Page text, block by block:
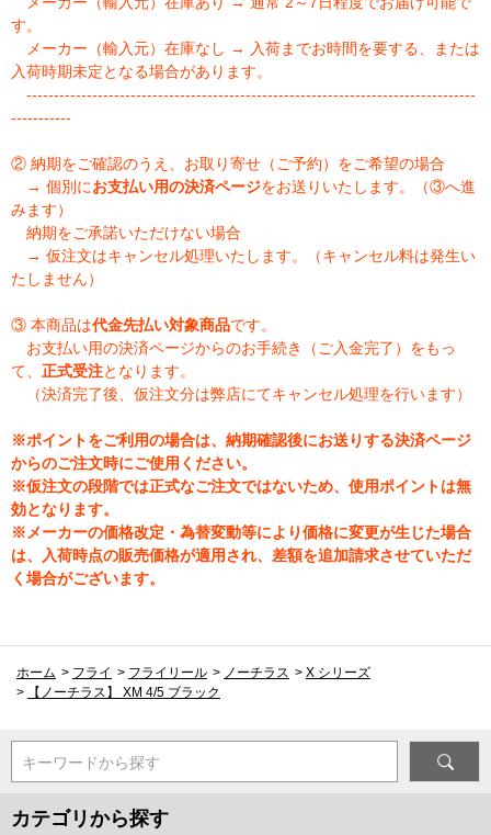
す。
メーカー（輸入元）在庫なし → 入荷までお時間を要する、または
入荷時期未定となる場合があります。
----------------------------------------------------------------------------------
-----------
② 納期をご確認のうえ、お取り寄せ（ご予約）をご希望の場合
→ 個別にお支払い用の決済ページをお送りいたします。（③へ進
みます）
納期をご承諾いただけない場合
→ 仮注文はキャンセル処理いたします。（キャンセル料は発生い
たしません）
③ 本商品は代金先払い対象商品です。
お支払い用の決済ページからのお手続き（ご入金完了）をもっ
て、 正式受注となります。
（決済完了後、仮注文分は弊店にてキャンセル処理を行います）
※ポイントをご利用の場合は、納期確認後にお送りする決済ページ
からのご注文時にご使用ください。
※仮注文の段階では正式なご注文ではないため、使用ポイントは無
効となります。
※メーカーの価格改定・為替変動等により価格に変更が生じた場合
は、入荷時点の販売価格が適用され、差額を追加請求させていただ
く場合がございます。
ホーム > フライ > フライリール > ノーチラス > X シリーズ
>
【ノーチラス】 XM 4/5 ブラック
キーワードから探す
カテゴリから探す